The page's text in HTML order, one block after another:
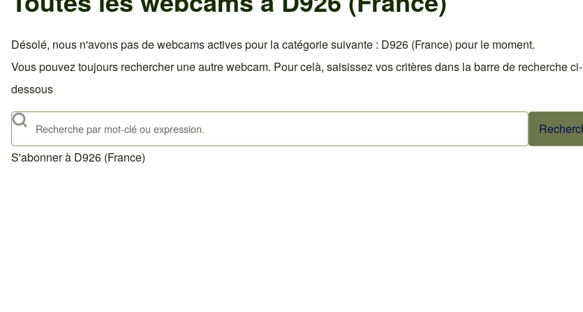
Désolé, nous n'avons pas de webcams actives pour la catégorie suivante : D926 (France) pour le moment.
Vous pouvez toujours rechercher une autre webcam. Pour celà, saisissez vos critères dans la barre de recherche ci-
dessous
Rechercher
S'abonner à D926 (France)